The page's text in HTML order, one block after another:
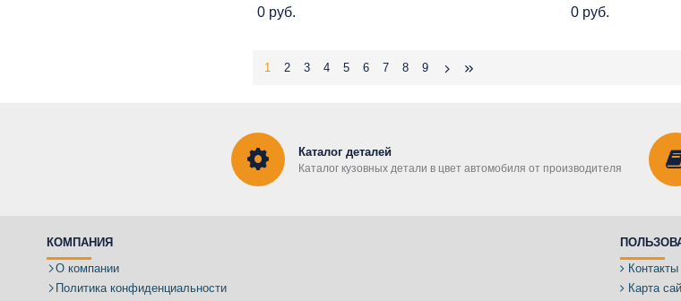
0 руб. 0 руб.
1 2 3 4 5 6 7 8 9
Каталог деталей
Каталог кузовных детали в цвет автомобиля от производителя
КОМПАНИЯ
О компании
Политика конфиденциальности
Контакты
Карта